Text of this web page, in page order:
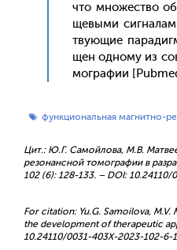
что мно­жес­тво
щевы­ми
тву­ющие
щен од­но­му из
мог­ра­фии
функциональная магнитно-
Цит.: Ю.Г. Самойлова, М.В.
резонансной томографии в
102 (6): 128-133. – DOI:
For citation: Yu.G. Samoilova,
the development of therapeutic
10.24110/0031-403X-2023-102-6-